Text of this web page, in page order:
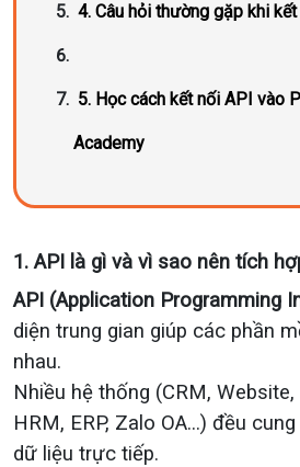
4. Câu hỏi thường gặp khi
5. Học cách kết nối API vào
Academy
1. API là gì và vì sao nên tích
API (Application Programming
diện trung gian giúp các phần
nhau.
Nhiều hệ thống (CRM,
HRM, ERP, Zalo OA...) đều
dữ liệu trực tiếp.